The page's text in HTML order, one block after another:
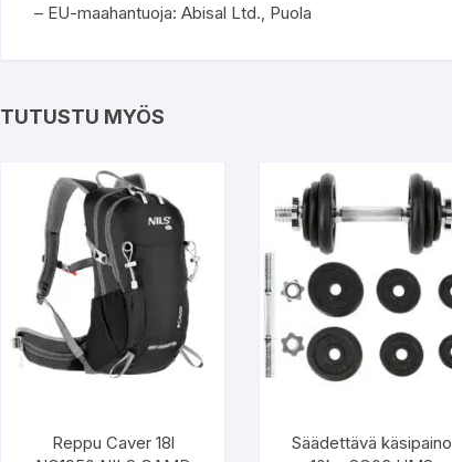
– EU-maahantuoja: Abisal Ltd., Puola
TUTUSTU MYÖS
Reppu Caver 18l
Säädettävä käsipaino